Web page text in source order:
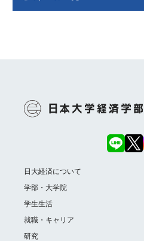
日大経済について
学部・大学院
学生生活
就職・キャリア
研究